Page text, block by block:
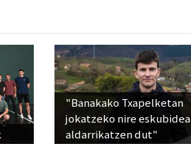
"Banakako Txapelketan
jokatzeko nire eskubidea
aldarrikatzen dut"